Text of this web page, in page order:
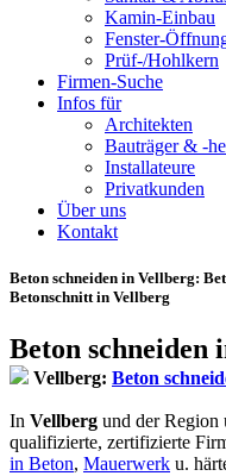
Kamin-Einbau
Fenster-
Prüf-/Hohlkern
Firmen-Suche
Infos für
Architekten
Bauträger & -
Installateure
Privatkunden
Über uns
Kontakt
Beton schneiden in Vellberg:
Betonschnitt in Vellberg
Beton schneiden
Vellberg: Beton
In Vellberg und der Region
qualifizierte, zertifizierte
in Beton, Mauerwerk u.